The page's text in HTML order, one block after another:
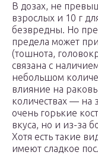
В дозах, не
взрослых и 10 г
безвредны. Но
предела может
(тошнота,
связана с
небольшом
влияние на
количествах —
очень горькие
вкуса, но и из-за
Хотя есть такие
имеют сладкое